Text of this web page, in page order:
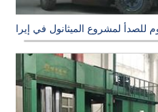
للصدأ لمشروع الميثانول في إيران